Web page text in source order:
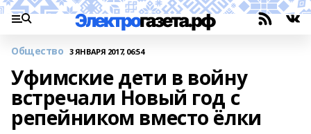
Общество 3 ЯНВАРЯ 2017, 06:54
Уфимские дети в войну
встречали Новый год с
репейником вместо ёлки